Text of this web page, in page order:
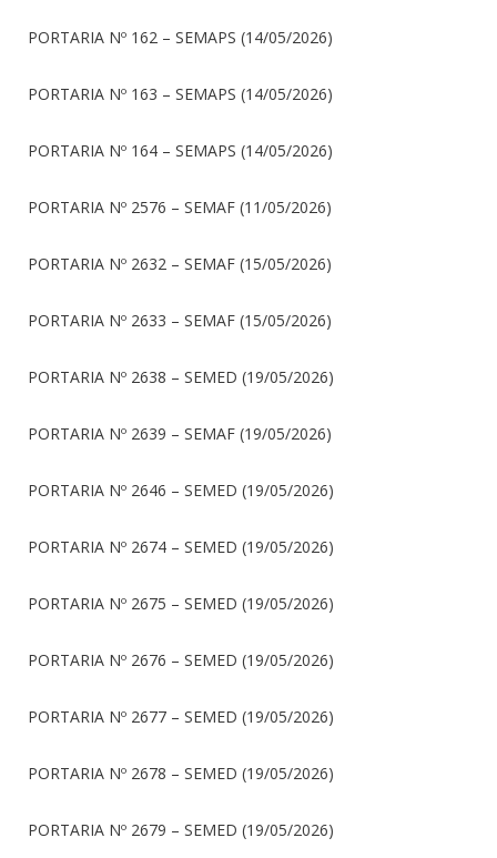
PORTARIA Nº 162 – SEMAPS (14/05/2026)
PORTARIA Nº 163 – SEMAPS (14/05/2026)
PORTARIA Nº 164 – SEMAPS (14/05/2026)
PORTARIA Nº 2576 – SEMAF (11/05/2026)
PORTARIA Nº 2632 – SEMAF (15/05/2026)
PORTARIA Nº 2633 – SEMAF (15/05/2026)
PORTARIA Nº 2638 – SEMED (19/05/2026)
PORTARIA Nº 2639 – SEMAF (19/05/2026)
PORTARIA Nº 2646 – SEMED (19/05/2026)
PORTARIA Nº 2674 – SEMED (19/05/2026)
PORTARIA Nº 2675 – SEMED (19/05/2026)
PORTARIA Nº 2676 – SEMED (19/05/2026)
PORTARIA Nº 2677 – SEMED (19/05/2026)
PORTARIA Nº 2678 – SEMED (19/05/2026)
PORTARIA Nº 2679 – SEMED (19/05/2026)